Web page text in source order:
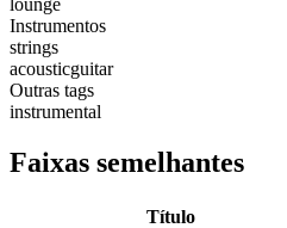
Instrumentos
strings
acousticguitar
Outras tags
instrumental
Faixas semelhantes
Título